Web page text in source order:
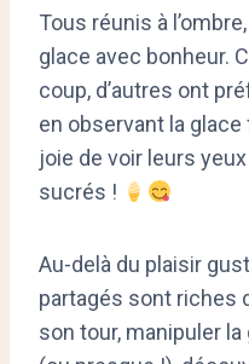
Tous réunis à
glace avec bonheur.
coup, d’autres ont
en observant la
joie de voir leurs
sucrés !
Au-delà du plaisir
partagés sont riches
son tour, manipuler